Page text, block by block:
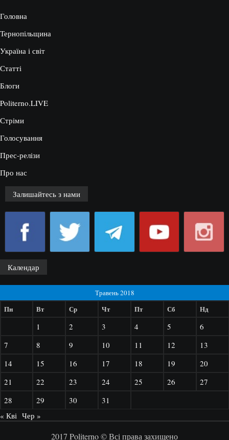
Головна
Тернопільщина
Україна і світ
Статті
Блоги
Politerno.LIVE
Стріми
Голосування
Прес-релізи
Про нас
Залишайтесь з нами
Календар
Травень 2018
Пн Вт Ср Чт Пт Сб Нд
1 2 3 4 5
6
7
8 9 10 11 12
13
14
15 16 17 18 19
20
21
22 23 24 25 26
27
28
29 30
31
« Кві Чер »
2017 Politerno © Всі права захищено